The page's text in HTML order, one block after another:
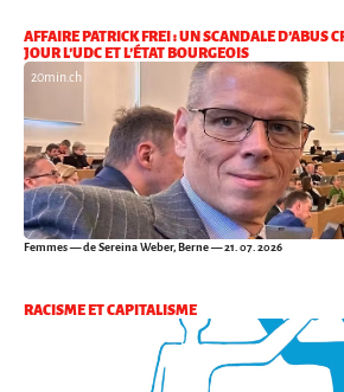
AFFAIRE PATRICK FREI : UN SCANDALE D’ABUS
JOUR L’UDC ET L’ÉTAT BOURGEOIS
20min.ch
Femmes— de Sereina Weber, Berne — 21. 07. 2026
RACISME ET CAPITALISME